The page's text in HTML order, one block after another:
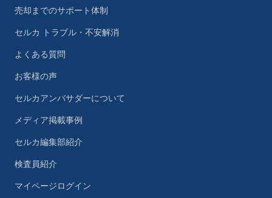
売却までのサポート体制
セルカ トラブル・不安解消
よくある質問
お客様の声
セルカアンバサダーについて
メディア掲載事例
セルカ編集部紹介
検査員紹介
マイページログイン